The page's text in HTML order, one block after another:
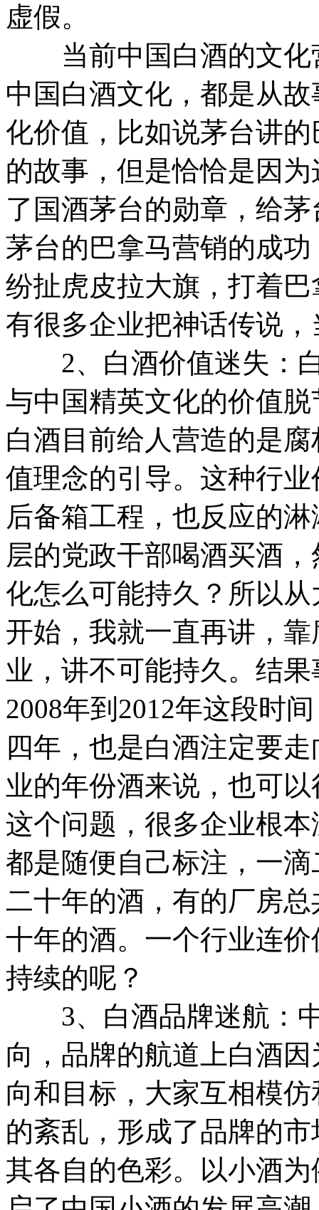
虚假。
当前中国白酒的文化
中国白酒文化，都是从
化价值，比如说茅台讲
的故事，但是恰恰是因
了国酒茅台的勋章，给
茅台的巴拿马营销的成
纷扯虎皮拉大旗，打着
有很多企业把神话传说
2、白酒价值迷失：白
与中国精英文化的价值
白酒目前给人营造的是
值理念的引导。这种行
后备箱工程，也反应的
层的党政干部喝酒买酒
化怎么可能持久？所以
开始，我就一直再讲，
业，讲不可能持久。结
2008年到2012年这段时
四年，也是白酒注定要
业的年份酒来说，也可
这个问题，很多企业根
都是随便自己标注，一
二十年的酒，有的厂房
十年的酒。一个行业连
持续的呢？
3、白酒品牌迷航：中
向，品牌的航道上白酒
向和目标，大家互相模
的紊乱，形成了品牌的
其各自的色彩。以小酒